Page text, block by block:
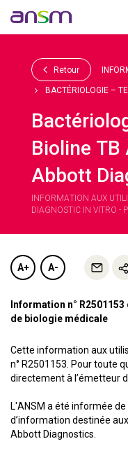
Retour
BACTÉRIOLOGIE –
Bioline TB
Abbott
INFORMATION AUX
DIAGNOSTIC IN VITRO -
A+ A-
Information n°
de biologie médicale
Cette information aux
n° R2501153. Pour toute
directement à l’émetteur
L'ANSM a été informée
d’information destinée
Abbott Diagnostics.